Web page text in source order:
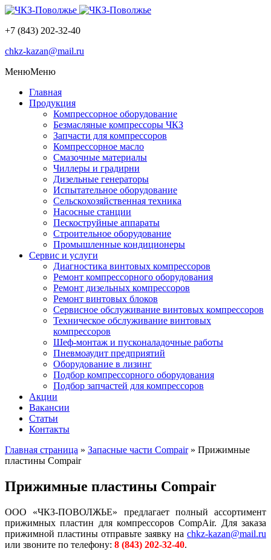
+7 (843) 202-32-40
chkz-kazan@mail.ru
МенюМеню
Главная
Продукция
Компрессорное оборудование
Безмасляные компрессоры ЧКЗ
Запчасти для компрессоров
Компрессорное масло
Смазочные материалы
Чиллеры и градирни
Дизельные генераторы
Испытательное оборудование
Сельскохозяйственная техника
Насосные станции
Пескоструйные аппараты
Строительное оборудование
Промышленные кондиционеры
Сервис и услуги
Диагностика винтовых компрессоров
Ремонт компрессорного оборудования
Ремонт дизельных компрессоров
Ремонт винтовых блоков
Сервисное обслуживание винтовых компрессоров
Техническое обслуживание винтовых
компрессоров
Шеф-монтаж и пусконаладочные работы
Пневмоаудит предприятий
Оборудование в лизинг
Подбор компрессорного оборудования
Подбор запчастей для компрессоров
Акции
Вакансии
Статьи
Контакты
Главная страница » Запасные части Compair» Прижимные
пластины Compair
Прижимные пластины Compair
ООО «ЧКЗ-ПОВОЛЖЬЕ» предлагает полный ассортимент
прижимных пластин для компрессоров CompAir. Для заказа
прижимной пластины отправьте заявку на chkz-kazan@mail.ru
или звоните по телефону: 8 (843) 202-32-40.